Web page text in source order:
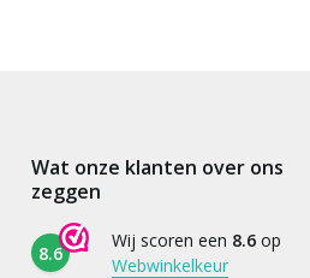
Wat onze klanten over ons
zeggen
8.6
Wij scoren een 8.6 op
Webwinkelkeur